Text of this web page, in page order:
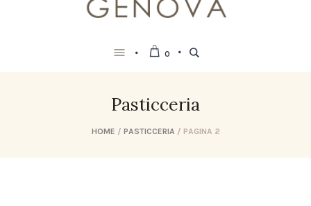
0
Pasticceria
HOME / PASTICCERIA / PAGINA 2